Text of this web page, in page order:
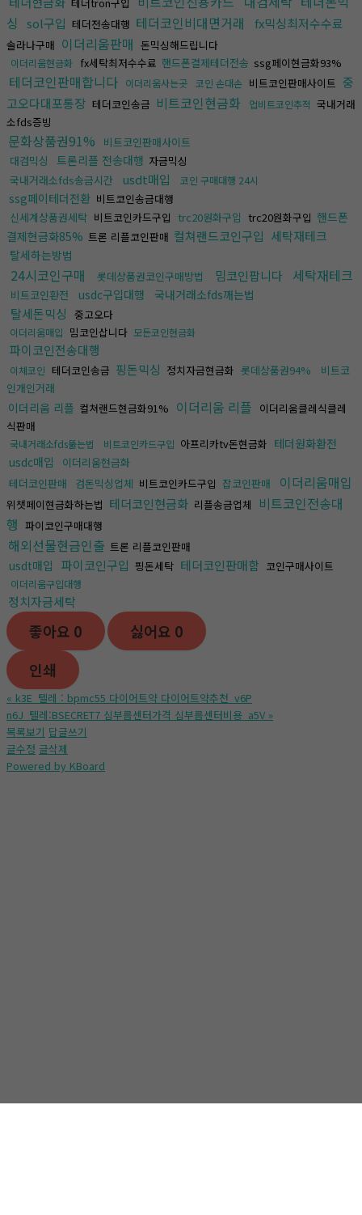
싱
sol구입 테더전송대행 테더코인비대면거래 fx믹싱최저수수료
솔라나구매 이더리움판매 돈믹싱해드립니다
이더리움현금화 fx세탁최저수수료 핸드폰결제테더전송 ssg페이현금화93%
테더코인판매합니다 이더리움사는곳 코인 손대손 비트코인판매사이트 중
고오다대포통장 테더코인송금 비트코인현금화 업비트코인추적 국내거래
소fds증빙
문화상품권91%
비트코인판매사이트
대검믹싱
트론리플 전송대행 자금믹싱
국내거래소fds송금시간
usdt매입 코인 구매대행 24시
ssg페이테더전환 비트코인송금대행
신세계상품권세탁 비트코인카드구입 trc20원화구입 trc20원화구입 핸드폰
결제현금화85% 트론 리플코인판매 컬쳐랜드코인구입 세탁재테크
탈세하는방법
24시코인구매 롯데상품권코인구매방법 밈코인팝니다 세탁재테크
비트코인환전 usdc구입대행 국내거래소fds깨는법
탈세돈믹싱 중고오다
이더리움매입 밈코인삽니다 모든코인현금화
파이코인전송대행
이체코인 테더코인송금 핑돈믹싱 정치자금현금화 롯데상품권94%
비트코
인개인거래
이더리움 리플 컬쳐랜드현금화91% 이더리움 리플 이더리움클레식클레
식판매
국내거래소fds뚫는법 비트코인카드구입 아프리카tv돈현금화 테더원화환전
usdc매입
이더리움현금화
테더코인판매
검돈믹싱업체 비트코인카드구입 잡코인판매 이더리움매입
위챗페이현금화하는법 테더코인현금화 리플송금업체
비트코인전송대
행 파이코인구매대행
해외선물현금인출 트론 리플코인판매
usdt매입 파이코인구입 핑돈세탁 테더코인판매함 코인구매사이트
이더리움구입대행
정치자금세탁
좋아요 0 싫어요 0
인쇄
« k3E_텔레 : bpmc55 다이어트약 다이어트약추천_v6P
n6J_텔레:BSECRET7 심부름센터가격 심부름센터비용_a5V »
목록보기 답글쓰기
글수정 글삭제
Powered by KBoard